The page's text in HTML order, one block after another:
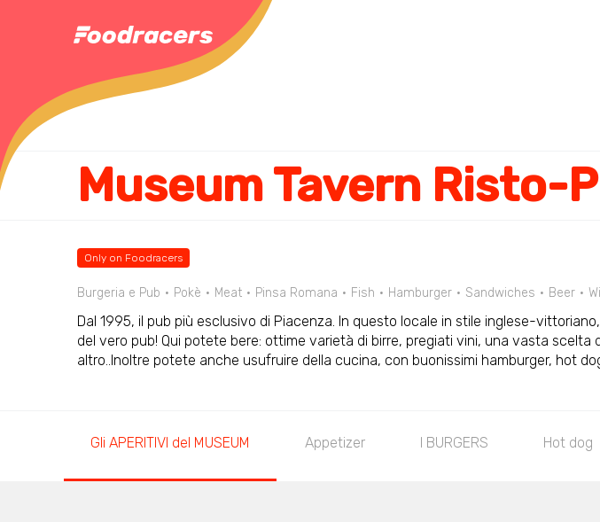
Museum Tavern Risto-
Only on Foodracers
Burgeria e Pub Pokè Meat Pinsa Romana Fish Hamburger Sandwiches Beer
Dal 1995, il pub più esclusivo di Piacenza. In questo locale in stile inglese-
del vero pub! Qui potete bere: ottime varietà di birre, pregiati vini, una vasta scelta
altro..Inoltre potete anche usufruire della cucina, con buonissimi hamburger, hot
Gli APERITIVI del MUSEUM Appetizer I BURGERS Hot dog